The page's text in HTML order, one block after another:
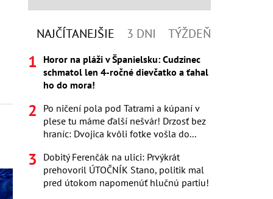
NAJČÍTANEJŠIE 3 DNI TÝŽDEŇ
Horor na pláži v Španielsku: Cudzinec
schmatol len 4-ročné dievčatko a ťahal
ho do mora!
Po ničení pola pod Tatrami a kúpaní v
plese tu máme ďalší nešvár! Drzosť bez
hraníc: Dvojica kvôli fotke vošla do...
Dobitý Ferenčák na ulici: Prvýkrát
prehovoril ÚTOČNÍK Stano, politik mal
pred útokom napomenúť hlučnú partiu!